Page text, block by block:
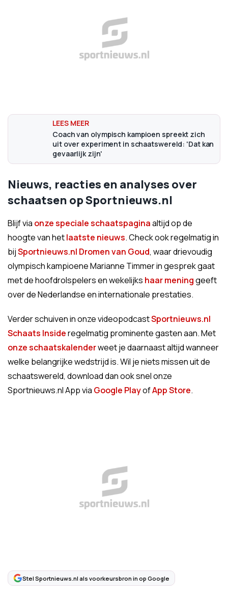
Coach van olympisch kampioen spreekt zich
uit over experiment in schaatswereld: 'Dat kan
gevaarlijk zijn'
Nieuws, reacties en analyses over
schaatsen op Sportnieuws.nl
Blijf via onze speciale schaatspaginaaltijd op de
hoogte van hetlaatste nieuws. Check ook regelmatig in
bijSportnieuws.nl Dromen van Goud, waar drievoudig
olympisch kampioene Marianne Timmer in gesprek gaat
met de hoofdrolspelers en wekelijks haar meninggeeft
over de Nederlandse en internationale prestaties.
Verder schuiven in onze videopodcastSportnieuws.nl
Schaats Insideregelmatig prominente gasten aan. Met
onze schaatskalenderweet je daarnaast altijd wanneer
welke belangrijke wedstrijd is. Wil je niets missen uit de
schaatswereld, download dan ook snel onze
Sportnieuws.nl App via Google PlayofApp Store.
Stel Sportnieuws.nl als voorkeursbron in op Google